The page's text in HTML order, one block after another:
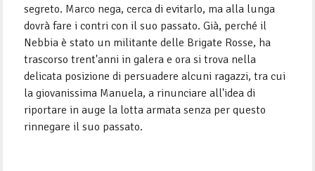
segreto. Marco nega, cerca di evitarlo, ma alla lunga
dovrà fare i contri con il suo passato. Già, perché il
Nebbia è stato un militante delle Brigate Rosse, ha
trascorso trent'anni in galera e ora si trova nella
delicata posizione di persuadere alcuni ragazzi, tra cui
la giovanissima Manuela, a rinunciare all'idea di
riportare in auge la lotta armata senza per questo
rinnegare il suo passato.